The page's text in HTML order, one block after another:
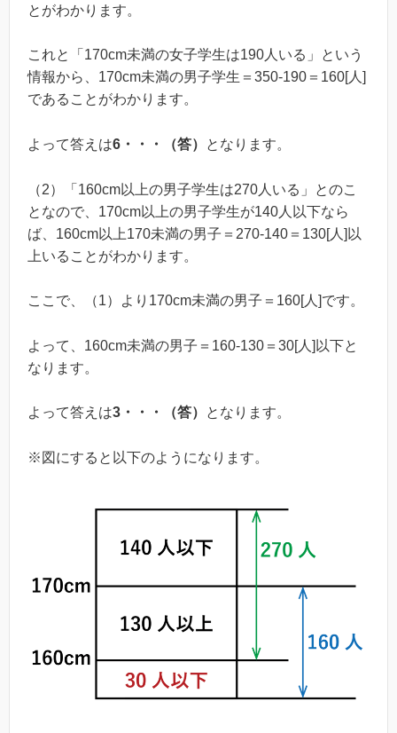
とがわかります。
これと「170cm未満の女子学生は190人いる」という
情報から、170cm未満の男子学生＝350-190＝160[人]
であることがわかります。
よって答えは6・・・（答） となります。
（2）「160cm以上の男子学生は270人いる」とのこ
となので、170cm以上の男子学生が140人以下なら
ば、160cm以上170未満の男子＝270-140＝130[人]以
上いることがわかります。
ここで、（1）より170cm未満の男子＝160[人]です。
よって、160cm未満の男子＝160-130＝30[人]以下と
なります。
よって答えは3・・・（答） となります。
※図にすると以下のようになります。